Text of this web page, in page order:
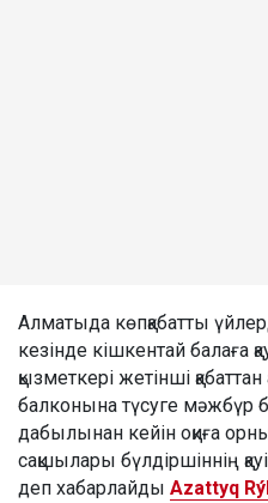
Алматыда көпқабатты
кезінде кішкентай балаға
қызметкері жетінші
балконына түсуге мәжбүр
дабылынан кейін оқиға
сақшылары бүлдіршіннің
деп хабарлайды Azattyq